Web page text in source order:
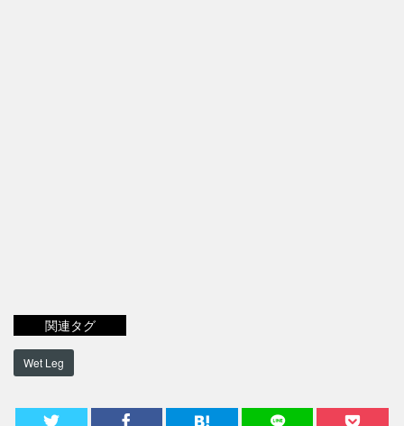
関連タグ
Wet Leg